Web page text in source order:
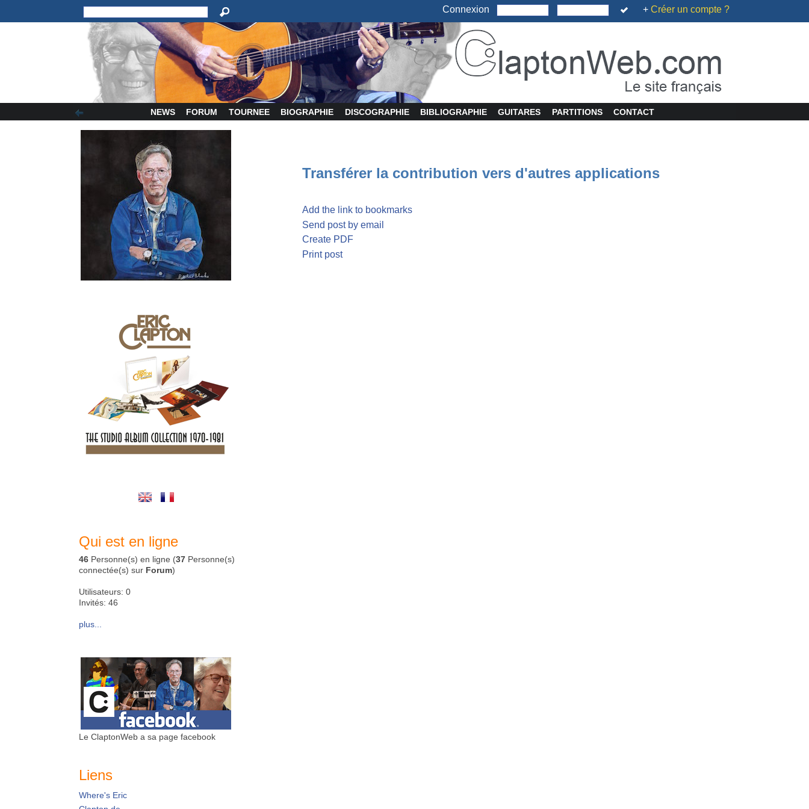
Connexion + Créer un compte ?
NEWS FORUM TOURNEE BIOGRAPHIE DISCOGRAPHIE BIBLIOGRAPHIE GUITARES PARTITIONS CONTACT
Qui est en ligne
46 Personne(s) en ligne (37 Personne(s)
connectée(s) sur Forum)
Utilisateurs: 0
Invités: 46
plus...
Le ClaptonWeb a sa page facebook
Liens
Where's Eric
Transférer la contribution vers d'autres applications
Add the link to bookmarks
Send post by email
Create PDF
Print post